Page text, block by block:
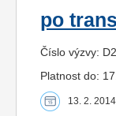
po
Číslo výzvy: D2
Platnost do:
13. 2. 2014